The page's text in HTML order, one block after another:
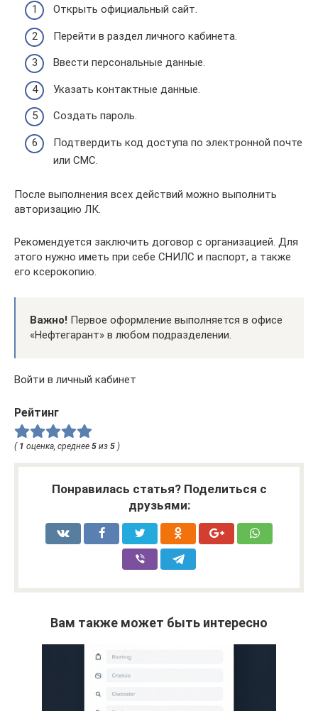
Открыть официальный сайт.
Перейти в раздел личного кабинета.
Ввести персональные данные.
Указать контактные данные.
Создать пароль.
Подтвердить код доступа по электронной почте
или СМС.
После выполнения всех действий можно выполнить
авторизацию ЛК.
Рекомендуется заключить договор с организацией. Для
этого нужно иметь при себе СНИЛС и паспорт, а также
его ксерокопию.
Важно! Первое оформление выполняется в офисе
«Нефтегарант» в любом подразделении.
Войти в личный кабинет
Рейтинг
( 1 оценка, среднее 5 из 5 )
Понравилась статья? Поделиться с
друзьями:
Вам также может быть интересно